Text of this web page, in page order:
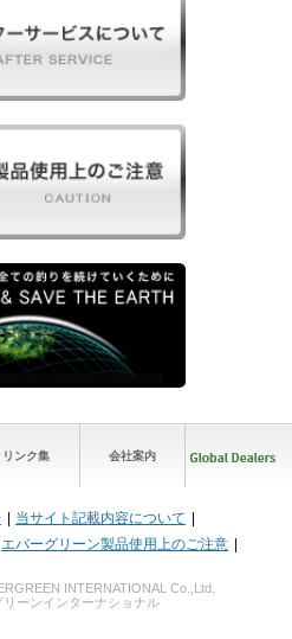
リンク集 会社案内
当サイト記載内容について
エバーグリーン製品使用上のご注意
INTERNATIONAL Co.,Ltd.
ーンインターナショナル